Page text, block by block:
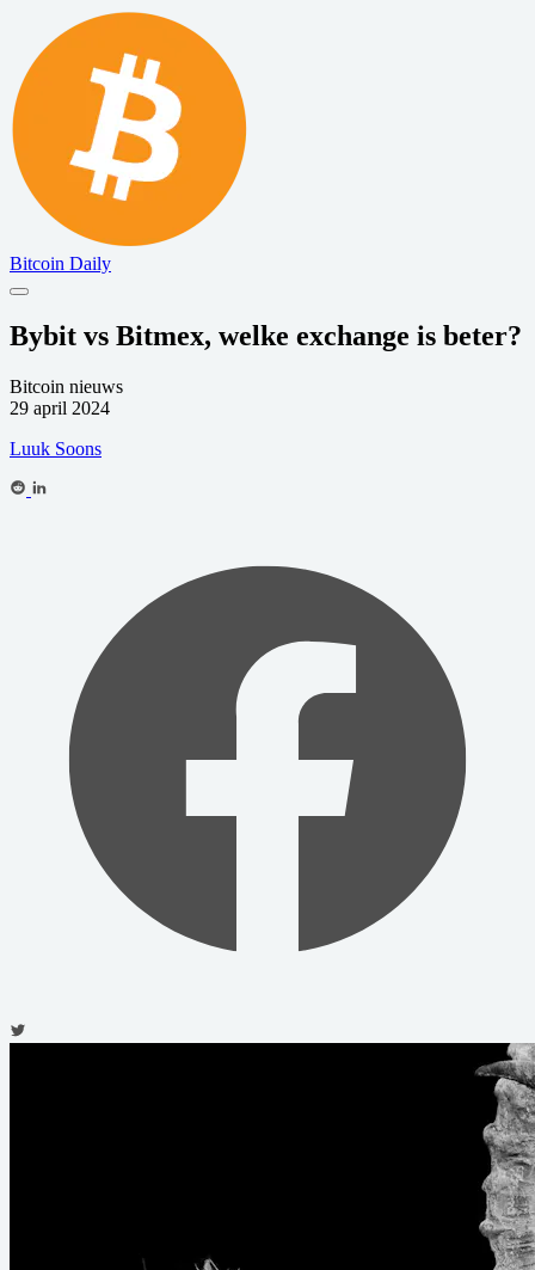
Bitcoin Daily
Bybit vs Bitmex, welke exchange is beter?
Bitcoin nieuws
29 april 2024
Luuk Soons